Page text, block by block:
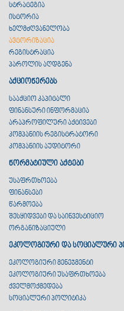
სტრატეგია
ისტორია
ხელმძღვანელობა
ავტორიზაცია
რეგისტრაცია
პაროლის აღდგენა
აქციონერებს
სააქციო კაპიტალი
ფინანსური ინფორმაცია
არაპროფილური აქტივები
კომპანიის რეგისტრატორი
კომპანიის აუდიტორი
ნორმატიული აქტები
უსაფრთხოება
ფინანსები
წარმოება
შესყიდვები და საინვესტიციო
ორგანიზაციული
ეკოლოგიური და სოციალური
ეკოლოგიური მენეჯმენტი
ეკოლოგიური უსაფრთხოება
ქველმოქმედება
სოციალური პოლიტიკა